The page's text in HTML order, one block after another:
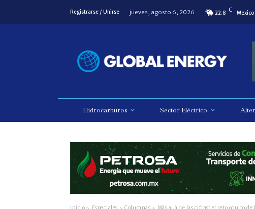
Registrarse / Unirse jueves, agosto 6, 2026 22.8 C
Hidrocarburos Sector Eléctrico